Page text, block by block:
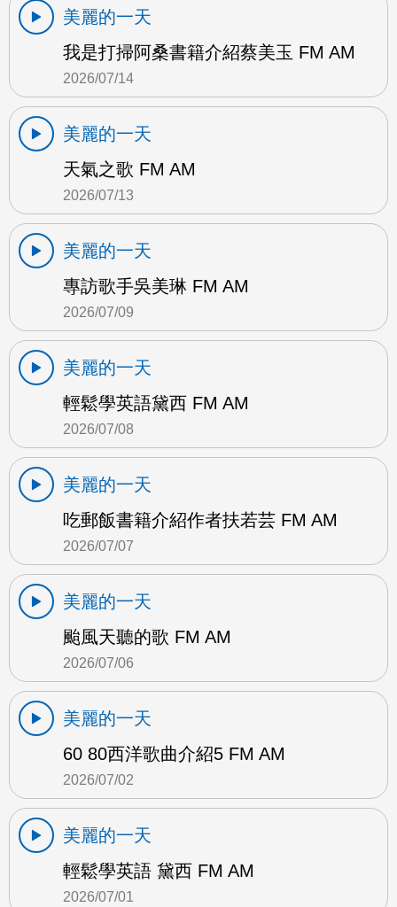
美麗的一天
我是打掃阿桑書籍介紹蔡美玉 FM AM
2026/07/14
美麗的一天
天氣之歌 FM AM
2026/07/13
美麗的一天
專訪歌手吳美琳 FM AM
2026/07/09
美麗的一天
輕鬆學英語黛西 FM AM
2026/07/08
美麗的一天
吃郵飯書籍介紹作者扶若芸 FM AM
2026/07/07
美麗的一天
颱風天聽的歌 FM AM
2026/07/06
美麗的一天
60 80西洋歌曲介紹5 FM AM
2026/07/02
美麗的一天
輕鬆學英語 黛西 FM AM
2026/07/01